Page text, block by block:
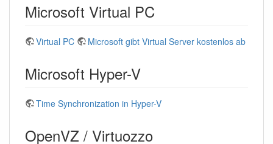
Microsoft Virtual PC
Virtual PC Microsoft gibt Virtual Server kostenlos ab
Microsoft Hyper-V
Time Synchronization in Hyper-V
OpenVZ / Virtuozzo